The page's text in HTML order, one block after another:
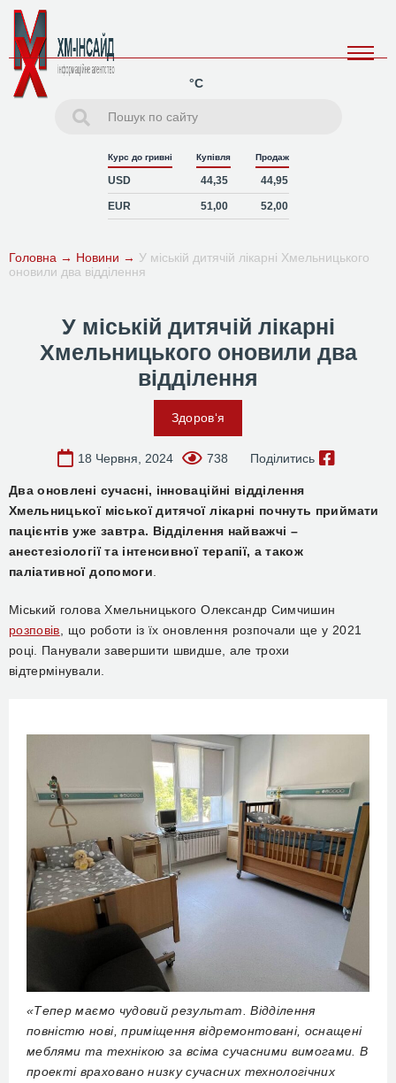
°C
Курс до гривні Купівля Продаж
USD 44,35 44,95
EUR 51,00 52,00
Головна → Новини → У міській дитячій лікарні Хмельницького
оновили два відділення
У міській дитячій лікарні
Хмельницького оновили два
відділення
Здоров‘я
18 Червня, 2024 738 Поділитись
Два оновлені сучасні, інноваційні відділення
Хмельницької міської дитячої лікарні почнуть приймати
пацієнтів уже завтра. Відділення найважчі –
анестезіології та інтенсивної терапії, а також
паліативної допомоги
Міський голова Хмельницького Олександр Симчишин
розповів , що роботи із їх оновлення розпочали ще у 2021
році. Панували завершити швидше, але трохи
відтермінували.
«Тепер маємо чудовий результат. Відділення
повністю нові, приміщення відремонтовані, оснащені
меблями та технікою за всіма сучасними вимогами. В
проекті враховано низку сучасних технологічних